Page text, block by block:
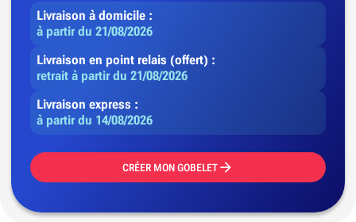
Livraison à domicile :
à partir du 21/08/2026
Livraison en point relais (offert) :
retrait à partir du 21/08/2026
Livraison express :
à partir du 14/08/2026
CRÉER MON GOBELET